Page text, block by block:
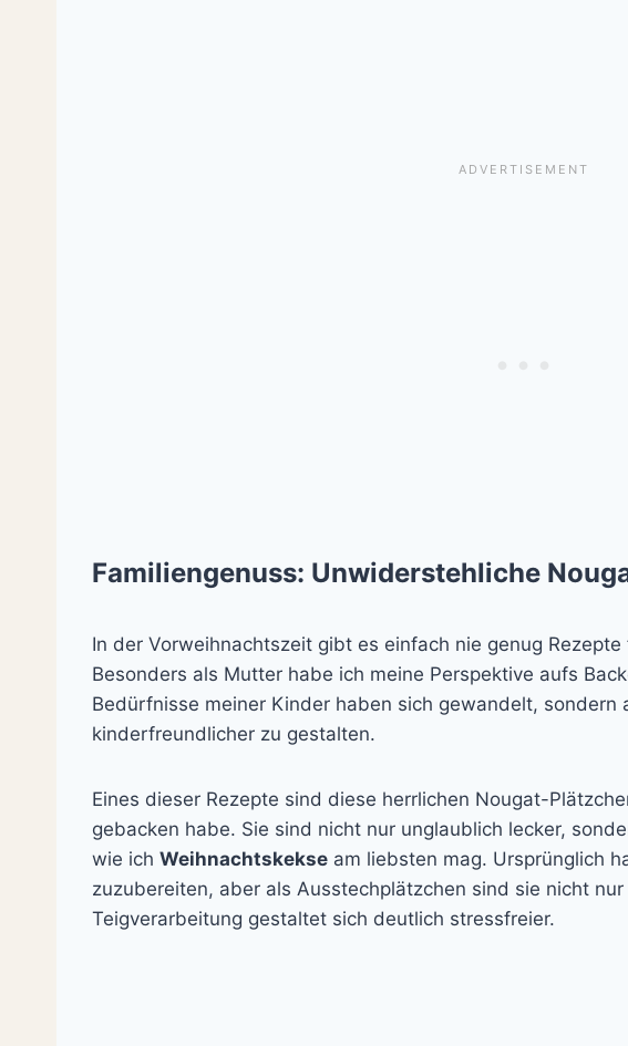
Familiengenuss: Unwiderstehliche
In der Vorweihnachtszeit gibt es einfach nie genug Rezepte
Besonders als Mutter habe ich meine Perspektive aufs
Bedürfnisse meiner Kinder haben sich gewandelt, sondern
kinderfreundlicher zu gestalten.
Eines dieser Rezepte sind diese herrlichen Nougat-
gebacken habe. Sie sind nicht nur unglaublich lecker,
wie ich Weihnachtskekse am liebsten mag. Ursprünglich
zuzubereiten, aber als Ausstechplätzchen sind sie nicht
Teigverarbeitung gestaltet sich deutlich stressfreier.